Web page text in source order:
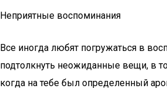
Неприятные воспоминания
Все иногда любят погружаться в
подтолкнуть неожиданные вещи, в
когда на тебе был определенный